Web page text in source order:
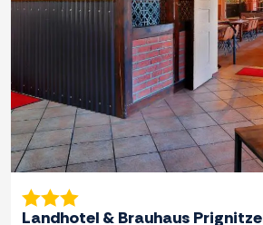
Landhotel & Brauhaus